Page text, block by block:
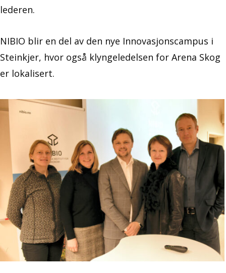
lederen.
NIBIO blir en del av den nye Innovasjonscampus i
Steinkjer, hvor også klyngeledelsen for Arena Skog
er lokalisert.